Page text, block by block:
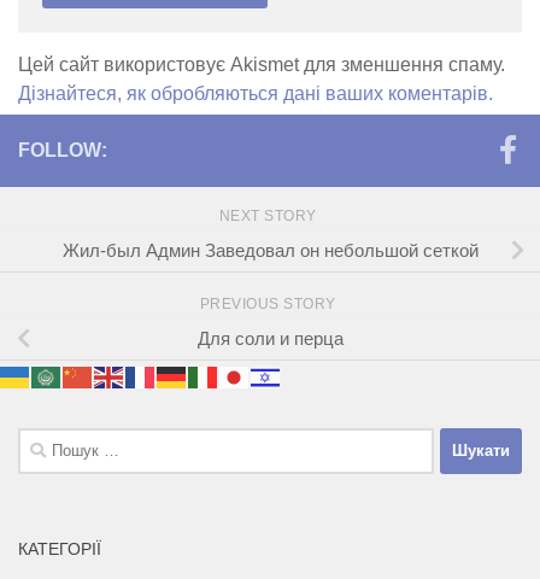
Цей сайт використовує Akismet для зменшення спаму.
Дізнайтеся, як обробляються дані ваших коментарів.
FOLLOW:
NEXT STORY
Жил-был Админ Заведовал он небольшой сеткой
PREVIOUS STORY
Для соли и перца
Пошук:
КАТЕГОРІЇ